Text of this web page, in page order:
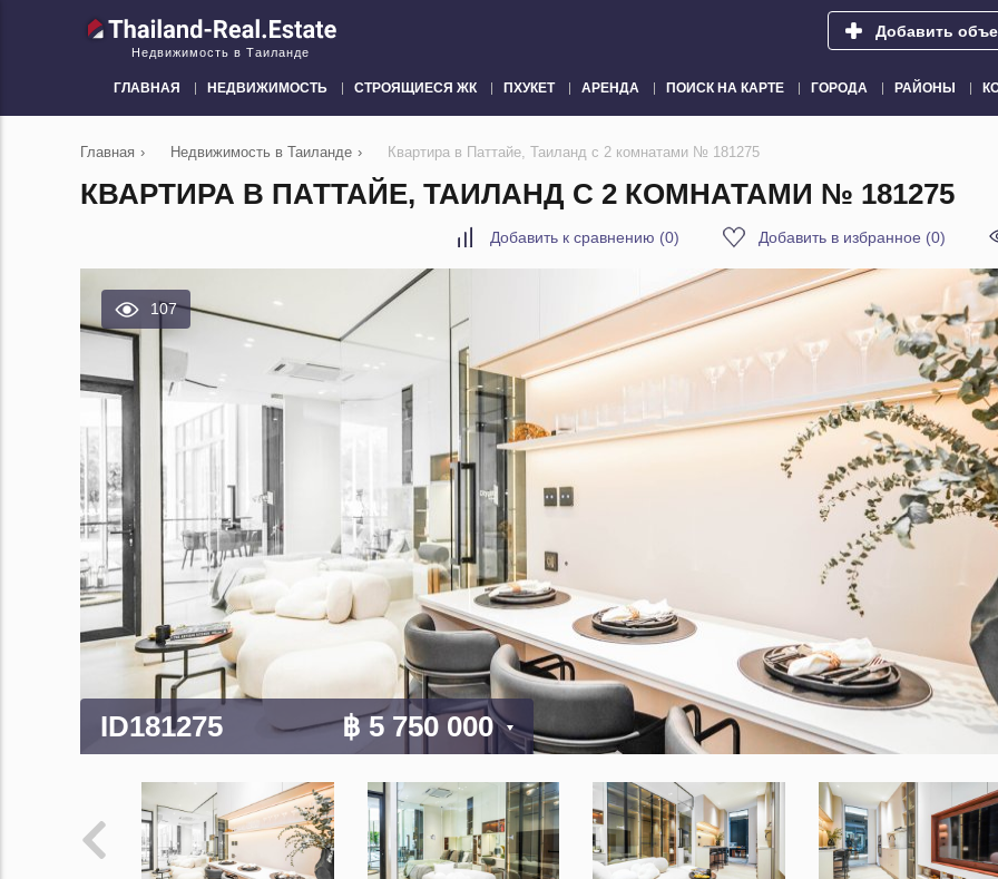
Недвижимость в Таиланде
Добавить
ГЛАВНАЯ НЕДВИЖИМОСТЬ СТРОЯЩИЕСЯ ЖК ПХУКЕТ АРЕНДА ПОИСК НА КАРТЕ ГОРОДА РАЙОНЫ
Главная › Недвижимость в Таиланде › Квартира в Паттайе, Таиланд с 2 комнатами № 181275
КВАРТИРА В ПАТТАЙЕ, ТАИЛАНД С 2 КОМНАТАМИ № 181275
Добавить к сравнению (0) Добавить в избранное (0)
107
ID181275 ฿ 5 750 000